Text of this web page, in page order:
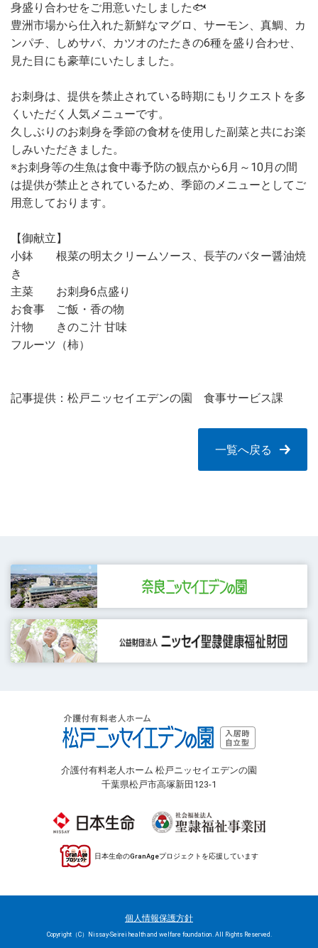
身盛り合わせをご用意いたしました🐟
豊洲市場から仕入れた新鮮なマグロ、サーモン、真鯛、カ
ンパチ、しめサバ、カツオのたたきの6種を盛り合わせ、
見た目にも豪華にいたしました。
お刺身は、提供を禁止されている時期にもリクエストを多
くいただく人気メニューです。
久しぶりのお刺身を季節の食材を使用した副菜と共にお楽
しみいただきました。
※お刺身等の生魚は食中毒予防の観点から6月～10月の間
は提供が禁止とされているため、季節のメニューとしてご
用意しております。
【御献立】
小鉢 根菜の明太クリームソース、長芋のバター醤油焼
き
主菜 お刺身6点盛り
お食事 ご飯・香の物
汁物 きのこ汁 甘味
フルーツ（柿）
記事提供：松戸ニッセイエデンの園 食事サービス課
一覧へ戻る
介護付有料老人ホーム 松戸ニッセイエデンの園
千葉県松戸市高塚新田123-1
日本生命のGranAgeプロジェクトを応援しています
個人情報保護方針
Copyright（C）Nissay-Seirei health and welfare foundation. All Rights Reserved.